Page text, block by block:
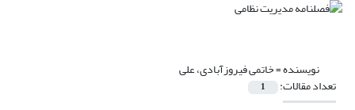
نویسنده =خاتمی فیروزآبادی، علی
تعداد مقالات: 1